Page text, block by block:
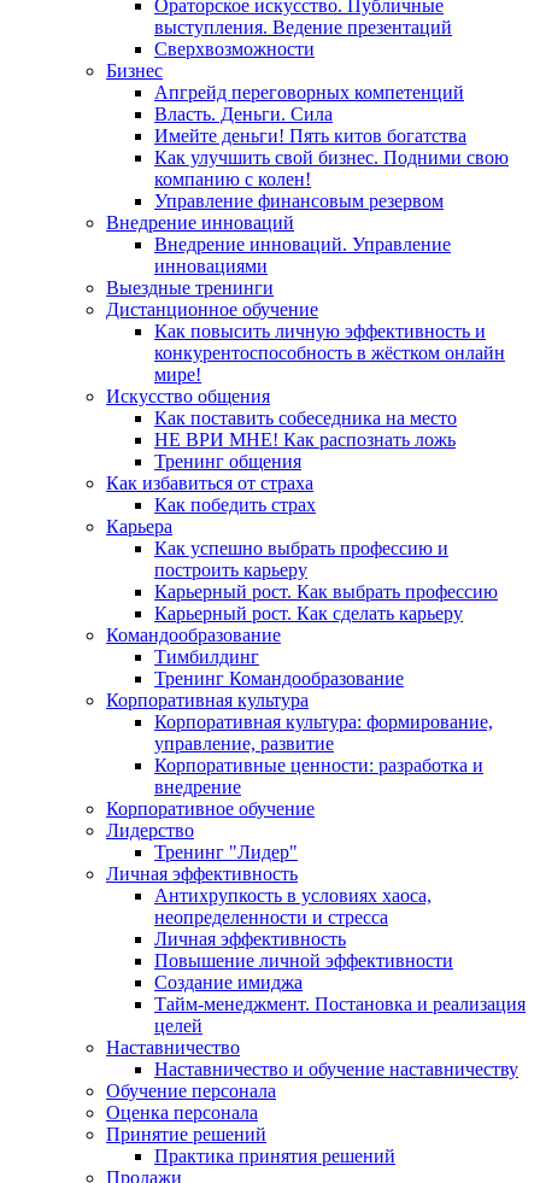
Ораторское искусство. Публичные
выступления. Ведение презентаций
Сверхвозможности
Бизнес
Апгрейд переговорных компетенций
Власть. Деньги. Сила
Имейте деньги! Пять китов богатства
Как улучшить свой бизнес. Подними свою
компанию с колен!
Управление финансовым резервом
Внедрение инноваций
Внедрение инноваций. Управление
инновациями
Выездные тренинги
Дистанционное обучение
Как повысить личную эффективность и
конкурентоспособность в жёстком онлайн
мире!
Искусство общения
Как поставить собеседника на место
НЕ ВРИ МНЕ! Как распознать ложь
Тренинг общения
Как избавиться от страха
Как победить страх
Карьера
Как успешно выбрать профессию и
построить карьеру
Карьерный рост. Как выбрать профессию
Карьерный рост. Как сделать карьеру
Командообразование
Тимбилдинг
Тренинг Командообразование
Корпоративная культура
Корпоративная культура: формирование,
управление, развитие
Корпоративные ценности: разработка и
внедрение
Корпоративное обучение
Лидерство
Тренинг "Лидер"
Личная эффективность
Антихрупкость в условиях хаоса,
неопределенности и стресса
Личная эффективность
Повышение личной эффективности
Создание имиджа
Тайм-менеджмент. Постановка и реализация
целей
Наставничество
Наставничество и обучение наставничеству
Обучение персонала
Оценка персонала
Принятие решений
Практика принятия решений
Продажи